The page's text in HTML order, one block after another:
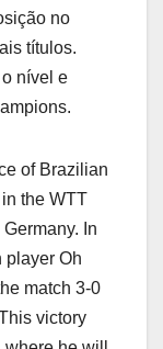
no
títulos.
nível e
of Brazilian
the WTT
In
player Oh
match 3-0
victory